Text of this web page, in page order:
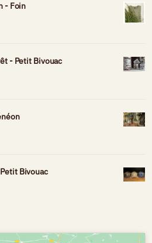
- Foin
- Petit Bivouac
Bivouac